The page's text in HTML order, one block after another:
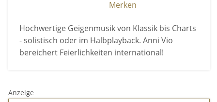
Merken
Hochwertige Geigenmusik von Klassik bis Charts
- solistisch oder im Halbplayback. Anni Vio
bereichert Feierlichkeiten international!
Anzeige